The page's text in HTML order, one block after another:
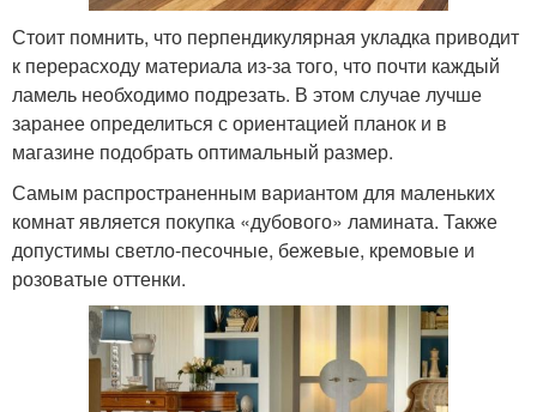
Стоит помнить, что перпендикулярная укладка приводит
к перерасходу материала из-за того, что почти каждый
ламель необходимо подрезать. В этом случае лучше
заранее определиться с ориентацией планок и в
магазине подобрать оптимальный размер.
Самым распространенным вариантом для маленьких
комнат является покупка «дубового» ламината. Также
допустимы светло-песочные, бежевые, кремовые и
розоватые оттенки.